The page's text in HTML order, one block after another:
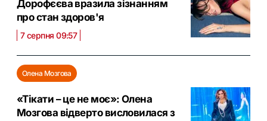
Дорофєєва вразила зізнанням
про стан здоров'я
7 серпня 09:57
Олена Мозгова
«Тікати – це не моє»: Олена
Мозгова відверто висловилася з